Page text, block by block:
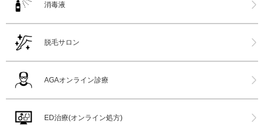
消毒液
脱毛サロン
AGAオンライン診療
ED治療(オンライン処方)